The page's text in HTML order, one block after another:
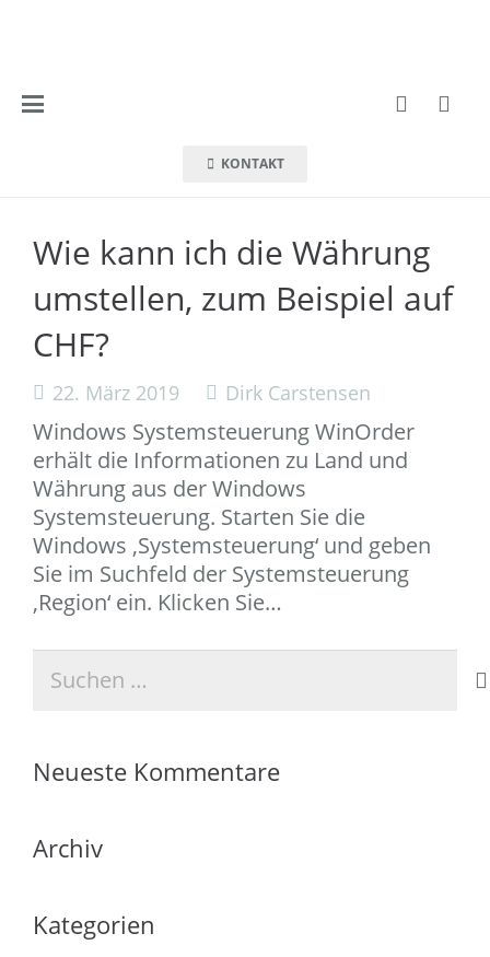
KONTAKT
Wie kann ich die Währung
umstellen, zum Beispiel auf
CHF?
22. März 2019 Dirk Carstensen
Windows Systemsteuerung WinOrder
erhält die Informationen zu Land und
Währung aus der Windows
Systemsteuerung. Starten Sie die
Windows ‚Systemsteuerung‘ und geben
Sie im Suchfeld der Systemsteuerung
‚Region‘ ein. Klicken Sie…
nach:
Neueste Kommentare
Archiv
Kategorien